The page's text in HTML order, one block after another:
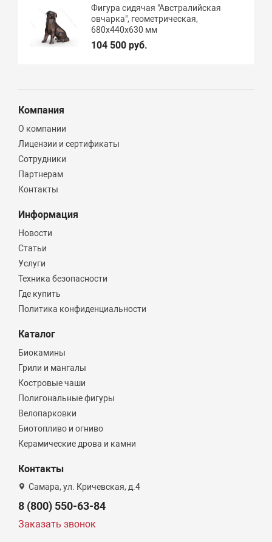
Фигура сидячая "Австралийская
овчарка", геометрическая,
680х440х630 мм
104 500 руб.
Компания
О компании
Лицензии и сертификаты
Сотрудники
Партнерам
Контакты
Информация
Новости
Статьи
Услуги
Техника безопасности
Где купить
Политика конфиденциальности
Каталог
Биокамины
Грили и мангалы
Костровые чаши
Полигональные фигуры
Велопарковки
Биотопливо и огниво
Керамические дрова и камни
Контакты
Самара, ул. Кричевская, д.4
8 (800) 550-63-84
Заказать звонок